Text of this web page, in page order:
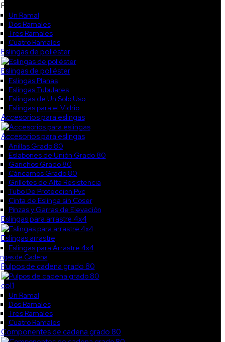
Pulpos de poliéster
Un Ramal
Dos Ramales
Tres Ramales
Cuatro Ramales
Eslingas de poliéster
Eslingas de poliéster
Eslingas Planas
Eslingas Tubulares
Eslingas de Un Solo Uso
Eslingas para el Vidrio
Accesorios para eslingas
Accesorios para eslingas
Anillas Grado 80
Eslabones de Unión Grado 80
Ganchos Grado 80
Cáncamos Grado 80
Grilletes de Alta Resistencia
Tubo De Proteccion Pvc
Cinta de Eslinga sin Coser
Pinzas y Garras de Elevación
Eslingas para arrastre 4x4
Eslingas arrastre
Eslingas para Arrastre 4x4
de Cadena
Pulpos de cadena grado 80
col1
Un Ramal
Dos Ramales
Tres Ramales
Cuatro Ramales
Componentes de cadena grado 80